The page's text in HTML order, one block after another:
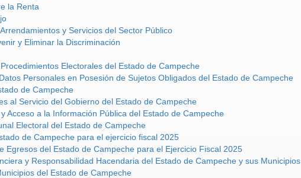
la Renta
y Servicios del Sector Público
y Eliminar la Discriminación
Electorales del Estado de Campeche
Personales en Posesión de Sujetos Obligados del Estado de Campeche
de Campeche
al Servicio del Gobierno del Estado de Campeche
Acceso a la Información Pública del Estado de Campeche
Electoral del Estado de Campeche
de Campeche para el ejercicio fiscal 2025
Egresos del Estado de Campeche para el Ejercicio Fiscal 2025
y Responsabilidad Hacendaria del Estado de Campeche y sus Municipios
del Estado de Campeche